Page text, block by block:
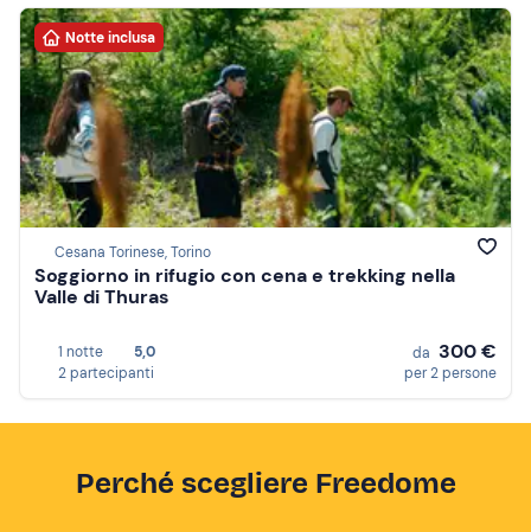
Notte inclusa
Cesana Torinese, Torino
Soggiorno in rifugio con cena e trekking nella
Valle di Thuras
1 notte
5,0
2 partecipanti
da 300 €
per 2 persone
Perché scegliere Freedome